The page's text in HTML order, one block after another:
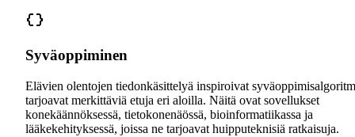
Syväoppiminen
Elävien olentojen tiedonkäsittelyä inspiroivat
tarjoavat merkittäviä etuja eri aloilla. Näitä ovat sovellukset
konekäännöksessä, tietokonenäössä, bioinformatiikassa ja
lääkekehityksessä, joissa ne tarjoavat huipputeknisiä ratkaisuja.